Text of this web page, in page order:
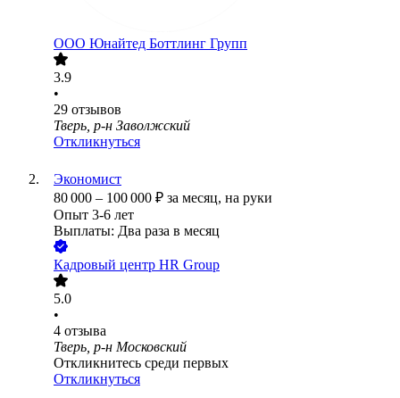
ООО Юнайтед Боттлинг Групп
3.9
•
29 отзывов
Тверь, р-н Заволжский
Откликнуться
Экономист
80 000 – 100 000 ₽ за месяц, на руки
Опыт 3-6 лет
Выплаты: Два раза в месяц
Кадровый центр HR Group
5.0
•
4 отзыва
Тверь, р-н Московский
Откликнитесь среди первых
Откликнуться